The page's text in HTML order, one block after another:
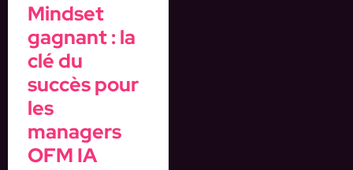
Mindset
gagnant : la
clé du
succès pour
les
managers
OFM IA